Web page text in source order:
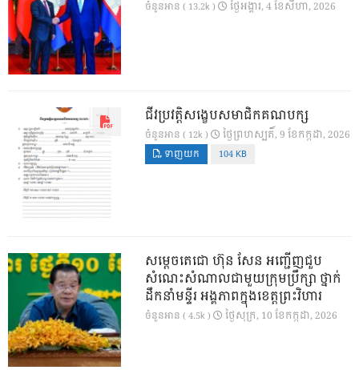
ចំនួនអាន ( 13.2k ) ថ្ងៃ​អង្គារ, 4 ខែ​សីហា, 2026
ជីវប្រវត្តិសង្ខេបសមាជិកគណបក្ស
ចំនួនអាន ( 12k ) ថ្ងៃ​ព្រហស្បតិ៍, 9 ខែ​កក្កដា, 2026
ទាញយក 104 KB
សម្តេចតេជោ ហ៊ុន សែន អញ្ជើញជួប
សំណេះសំណាលជាមួយក្រុមប្រឹក្សា ថ្នាក់
ដឹកនាំមន្ទីរ អង្គភាពក្នុងខេត្តព្រះវិហារ
ចំនួនអាន ( 4.5k ) ថ្ងៃ​សុក្រ, 10 ខែ​កក្កដា, 2026